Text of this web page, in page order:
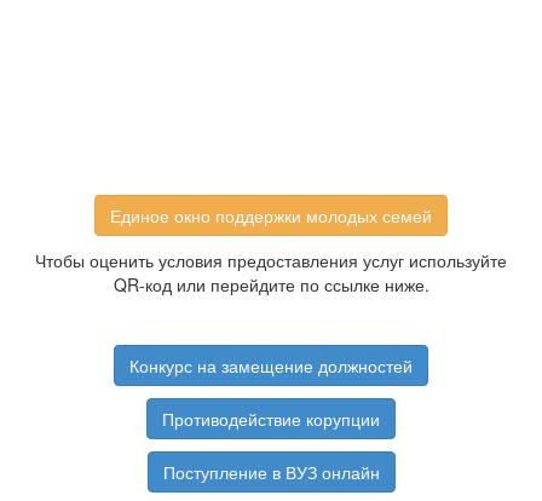
Единое окно поддержки молодых семей
Чтобы оценить условия предоставления услуг используйте
QR-код или перейдите по ссылке ниже.
Конкурс на замещение должностей
Противодействие корупции
Поступление в ВУЗ онлайн